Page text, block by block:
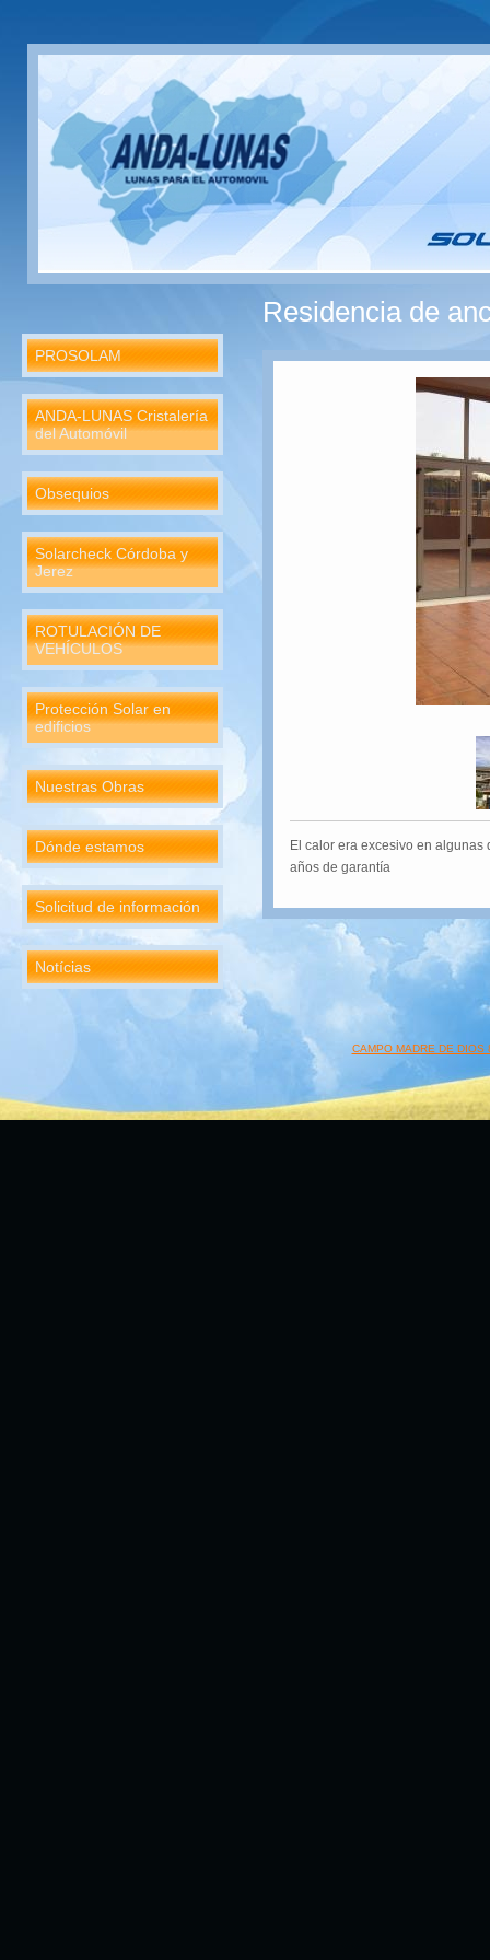
PROSOLAM
ANDA-LUNAS Cristalería
del Automóvil
Obsequios
Solarcheck Córdoba y
Jerez
ROTULACIÓN DE
VEHÍCULOS
Protección Solar en
edificios
Nuestras Obras
Dónde estamos
Solicitud de información
Notícias
Residencia de
El calor era excesivo en
años de garantía
CAMPO MADRE DE DIOS